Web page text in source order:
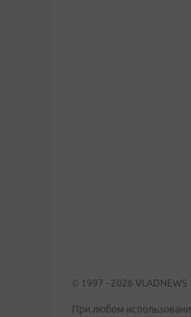
© 1997 - 2026 VLADNEWS
При любом